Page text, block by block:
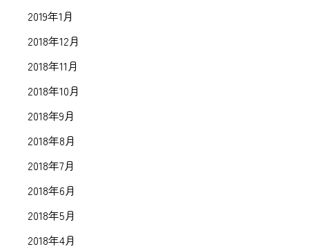
2019年1月
2018年12月
2018年11月
2018年10月
2018年9月
2018年8月
2018年7月
2018年6月
2018年5月
2018年4月